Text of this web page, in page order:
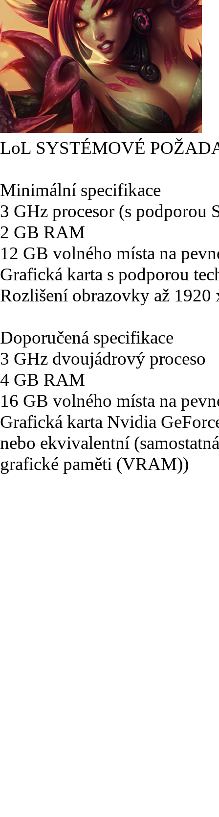
LoL SYSTÉMOVÉ
Minimální specifikace
3 GHz procesor (s podporou
2 GB RAM
12 GB volného místa na
Grafická karta s podporou
Rozlišení obrazovky až 1920
Doporučená specifikace
3 GHz dvoujádrový proceso
4 GB RAM
16 GB volného místa na
Grafická karta Nvidia
nebo ekvivalentní
grafické paměti (VRAM))